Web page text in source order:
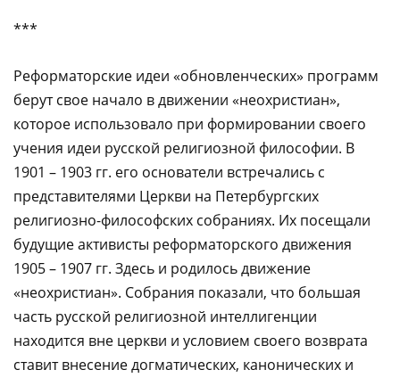
***
Реформаторские идеи «обновленческих» программ
берут свое начало в движении «неохристиан»,
которое использовало при формировании своего
учения идеи русской религиозной философии. В
1901 – 1903 гг. его основатели встречались с
представителями Церкви на Петербургских
религиозно-философских собраниях. Их посещали
будущие активисты реформаторского движения
1905 – 1907 гг. Здесь и родилось движение
«неохристиан». Собрания показали, что большая
часть русской религиозной интеллигенции
находится вне церкви и условием своего возврата
ставит внесение догматических, канонических и